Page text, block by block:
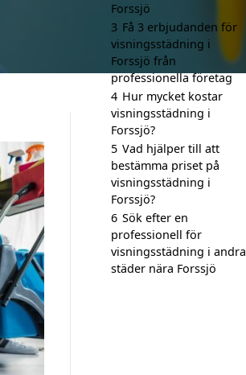
Forssjö
3 Få 3 erbjudanden för
visningsstädning i
Forssjö från
professionella företag
4 Hur mycket kostar
visningsstädning i
Forssjö?
5 Vad hjälper till att
bestämma priset på
visningsstädning i
Forssjö?
6 Sök efter en
professionell för
visningsstädning i andra
städer nära Forssjö